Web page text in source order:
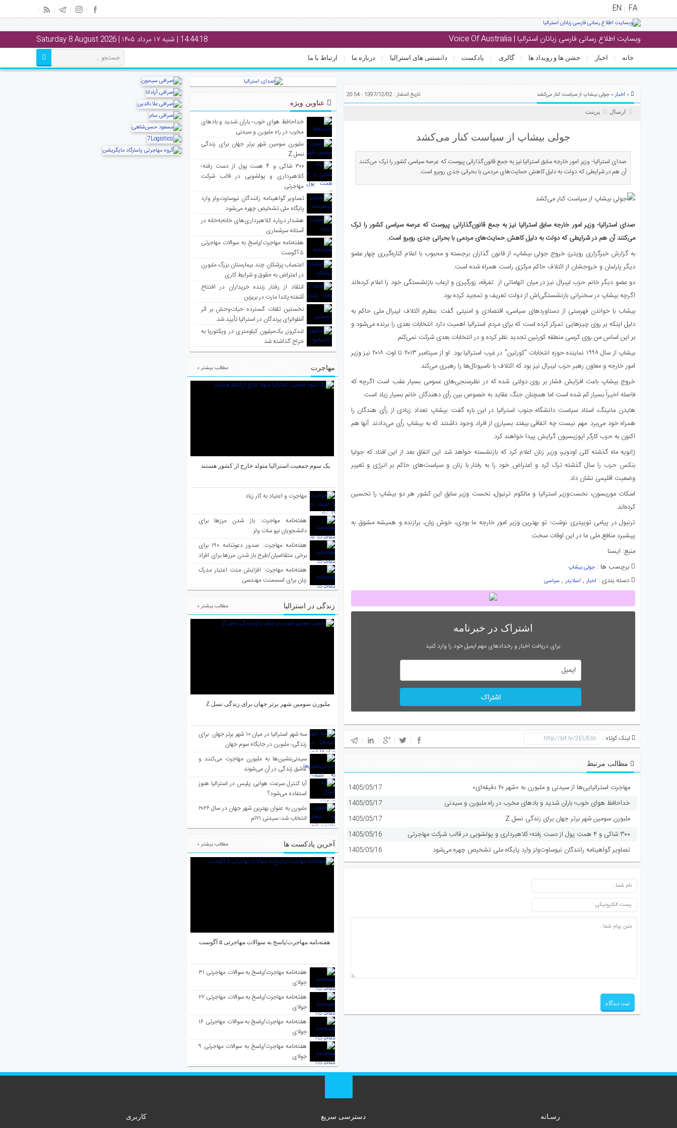
FA
EN
وبسایت اطلاع رسانی فارسی زبانان استرالیا | Voice Of Australia 14:44:19 | شنبه ۱۷ مرداد ۱۴۰۵ | Saturday 8 August 2026
خانه اخبار جشن ها و رویداد ها گالری پادکست دانستنی های استرالیا درباره ما ارتباط با ما
اصلی
خانه
» اخبار» جولی بیشاپ از سیاست کنار می‌کشد تاریخ انتشار : 1397/12/02 - 20:54
ارسال پرینت
جولی بیشاپ از سیاست کنار می‌کشد
صدای استرالیا- وزیر امور خارجه سابق استرالیا نیز به جمع قانون‌گذارانی پیوست که عرصه سیاسی کشور را ترک می‌کنند
آن هم در شرایطی که دولت به دلیل کاهش حمایت‌های مردمی با بحرانی جدی روبرو است.
صدای استرالیا- وزیر امور خارجه سابق استرالیا نیز به جمع قانون‌گذارانی پیوست که عرصه سیاسی کشور را ترک
می‌کنند آن هم در شرایطی که دولت به دلیل کاهش حمایت‌های مردمی با بحرانی جدی روبرو است.
به گزارش خبرگزاری رویترز، خروج جولی بیشاپ، از قانون گذاران برجسته و محبوب با اعلام کناره‌گیری چهار عضو
دیگر پارلمان و خروجشان از ائتلاف حاکم مرکزی راست همراه شده است.
دو عضو دیگر خانم حزب لیبرال نیز در میان اتهاماتی از تفرقه، زورگیری و ارعاب بازنشستگی خود را اعلام کرده‌اند
اگرچه بیشاپ در سخنرانی بازنشستگی‌اش از دولت تعریف و تمجید کرده بود.
بیشاب با خواندن فهرستی از دستاوردهای سیاسی، اقتصادی و امنیتی گفت: بنظرم ائتلاف لیبرال ملی حاکم به
دلیل اینکه بر روی چیزهایی تمرکز کرده است که برای مردم استرالیا اهمیت دارد انتخابات بعدی را برنده می‌شود و
بر این اساس من روی کرسی منطقه کورتین تجدید نظر کرده و در انتخابات بعدی شرکت نمی‌کنم.
بیشاپ از سال ۱۹۹۸ نماینده حوزه انتخابات “کورتین” در غرب استرالیا بود. او از سپتامبر ۲۰۱۳ تا اوت ۲۰۱۸ نیز وزیر
امور خارجه و معاون رهبر حزب لیبرال نیز بود که ائتلاف با ناسیونال‌ها را رهبری می‌کند.
خروج بیشاپ باعث افزایش فشار بر روی دولتی شده که در نظرسنجی‌های عمومی بسیار عقب است اگرچه که
فاصله اخیراً بسیار کم شده است اما همچنان جنگ عقاید به خصوص بین رأی دهندگان خانم بسیار زیاد است.
هایدن مانینگ، استاد سیاست دانشگاه جنوب استرالیا در این باره گفت: بیشاپ تعداد زیادی از رأی هندگان را
همراه خود می‌برد. مهم نیست چه اتفاقی بیفتد بسیاری‌ از افراد وجود داشتند که به بیشاپ رأی می‌دادند. آنها هم
اکنون به حزب کارگر اپوزیسیون گرایش پیدا خواهند کرد.
ژانویه ماه گذشته کلی اودویر، وزیر زنان اعلام کرد که بازنشسته خواهد شد این اتفاق بعد از این افتاد که جولیا
بنکس حزب را سال گذشته ترک کرد و اعتراض خود را به رفتار با زنان و سیاست‌های حاکم بر انرژی و تغییر
وضعیت اقلیمی نشان داد.
اسکات موریسون، نخست‌وزیر استرالیا و مالکوم ترنبول، نخست وزیر سابق این کشور هر دو بیشاپ را تحسین
کرده‌اند.
ترنبول در پیامی توییتری نوشت: تو بهترین وزیر امور خارجه ما بودی، خوش زبان، برازنده و همیشه مشوق به
پیشبرد منافع ملی ما در این اوقات سخت.
منبع: ایسنا
برچسب ها : جولی بیشاپ
دسته بندی : اخبار, اسلایدر, سیاسی
اشتراک در خبرنامه
برای دریافت اخبار و رخدادهای مهم ایمیل خود را وارد کنید
اشتراک
لینک کوتاه :
مطالب مرتبط
مهاجرت استرالیایی‌ها از سیدنی و ملبورن به «شهر ۲۰ دقیقه‌ای» 1405/05/17
خداحافظ هوای خوب؛ باران شدید و بادهای مخرب در راه ملبورن و سیدنی 1405/05/17
ملبورن سومین شهر برتر جهان برای زندگی نسل Z 1405/05/17
۳۰۰ شاکی و ۴ همت پول از دست رفته؛ کلاهبرداری و پولشویی در قالب شرکت مهاجرتی 1405/05/16
تصاویر گواهینامه رانندگان نیوساوت‌ولز وارد پایگاه ملی تشخیص چهره می‌شود 1405/05/16
ارسال دیدگاه
عناوین ویژه
خداحافظ هوای خوب؛ باران شدید و بادهای
مخرب در راه ملبورن و سیدنی
ملبورن سومین شهر برتر جهان برای زندگی
نسل Z
۳۰۰ شاکی و ۴ همت پول از دست رفته؛
کلاهبرداری و پولشویی در قالب شرکت
مهاجرتی
تصاویر گواهینامه رانندگان نیوساوت‌ولز وارد
پایگاه ملی تشخیص چهره می‌شود
هشدار درباره کلاهبرداری‌های خانه‌به‌خانه در
آستانه سرشماری
هفته‌نامه مهاجرت/پاسخ به سوالات مهاجرتی
۵ آگوست
اعتصاب پزشکان چند بیمارستان بزرگ ملبورن
در اعتراض به حقوق و شرایط کاری
انتقاد از رفتار زننده خریداران در افتتاح
آشفته پاندا مارت در بریزبن
نخستین تلفات گسترده حیات‌وحش بر اثر
آنفلوانزای پرندگان در استرالیا تأیید شد
لندکروزر یک‌میلیون کیلومتری در ویکتوریا به
حراج گذاشته شد
مهاجرت مطالب بیشتر »
یک سوم جمعیت استرالیا متولد خارج از کشور هستند
مهاجرت و اعتیاد به کار زیاد
هفته‌نامه مهاجرت: باز شدن مرزها برای
دانشجویان نیو سات ولز
هفته‌نامه مهاجرت: صدور دعوتنامه ۱۹۰ برای
برخی متقاضیان/طرح باز شدن مرزها برای افراد
واکسینه شده
هفته‌نامه مهاجرت: افزایش مدت اعتبار مدرک
زبان برای اسسمنت مهندسی
زندگی در استرالیا مطالب بیشتر »
ملبورن سومین شهر برتر جهان برای زندگی نسل Z
سه شهر استرالیا در میان ۱۰ شهر برتر جهان برای
زندگی؛ ملبورن در جایگاه سوم جهان
سیدنی‌نشین‌ها به ملبورن مهاجرت می‌کنند و
عاشق زندگی در آن می‌شوند
آیا کنترل سرعت هوایی پلیس در استرالیا هنوز
استفاده می‌شود؟
ملبورن به عنوان بهترین شهر جهان در سال ۲۰۲۶
انتخاب شد؛ سیدنی ۲۱‌ام
آخرین پادکست ها مطالب بیشتر »
هفته‌نامه مهاجرت/پاسخ به سوالات مهاجرتی ۵ آگوست
هفته‌نامه مهاجرت/پاسخ به سوالات مهاجرتی ۳۱
جولای
هفته‌نامه مهاجرت/پاسخ به سوالات مهاجرتی ۲۲
جولای
هفته‌نامه مهاجرت/پاسخ به سوالات مهاجرتی ۱۶
جولای
هفته‌نامه مهاجرت/پاسخ به سوالات مهاجرتی ۹
جولای
رسـانه دسترسی سریع کاربری